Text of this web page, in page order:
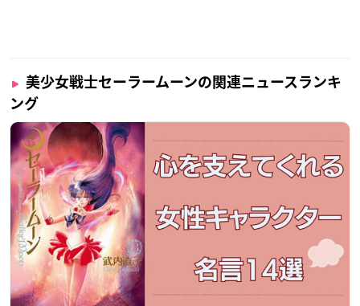
美少女戦士セーラームーンの関連ニュースランキ
ング